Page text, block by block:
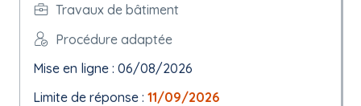
Travaux de bâtiment
Procédure adaptée
Mise en ligne : 06/08/2026
Limite de réponse : 11/09/2026